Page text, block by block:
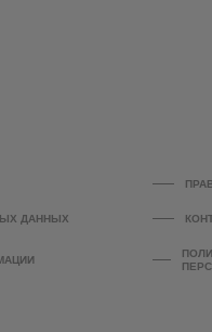
ДАННЫХ